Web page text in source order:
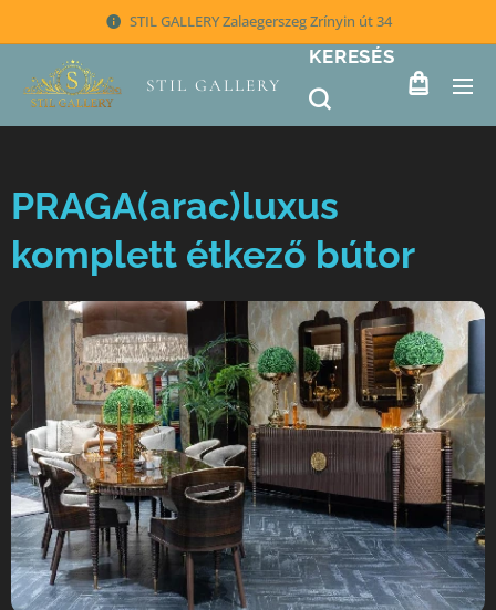
STIL GALLERY Zalaegerszeg Zrínyin út 34
STIL GALLERY
KERESÉS
PRAGA(arac)luxus
komplett étkező bútor